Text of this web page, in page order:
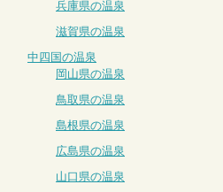
兵庫県の温泉
滋賀県の温泉
中四国の温泉
岡山県の温泉
鳥取県の温泉
島根県の温泉
広島県の温泉
山口県の温泉